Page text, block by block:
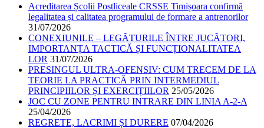
Acreditarea Școlii Postliceale CRSSE Timișoara confirmă
legalitatea și calitatea programului de formare a antrenorilor
31/07/2026
CONEXIUNILE – LEGĂTURILE ÎNTRE JUCĂTORI,
IMPORTANȚA TACTICĂ ȘI FUNCȚIONALITATEA
LOR 31/07/2026
PRESINGUL ULTRA-OFENSIV: CUM TRECEM DE LA
TEORIE LA PRACTICĂ PRIN INTERMEDIUL
PRINCIPIILOR ȘI EXERCIȚIILOR 25/05/2026
JOC CU ZONE PENTRU INTRARE DIN LINIA A-2-A
25/04/2026
REGRETE, LACRIMI ȘI DURERE 07/04/2026